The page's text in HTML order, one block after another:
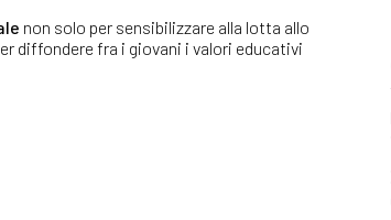
non solo per sensibilizzare alla lotta allo
diffondere fra i giovani i valori educativi